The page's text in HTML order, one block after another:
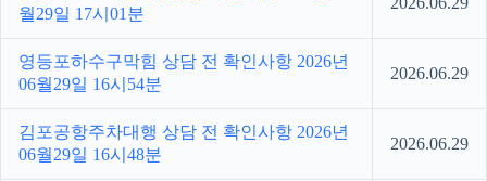
월29일 17시01분
영등포하수구막힘 상담 전 확인사항 2026년
06월29일 16시54분
2026.06.29
김포공항주차대행 상담 전 확인사항 2026년
06월29일 16시48분
2026.06.29